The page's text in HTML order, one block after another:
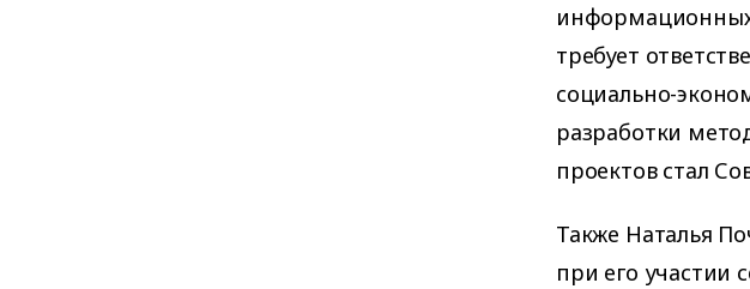
информационных
требует
социально-
разработки
проектов стал
Также Наталья
при его участии